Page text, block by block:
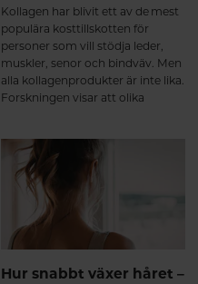
ett långsiktigt stöd för
ledfunktionen⁶. Många upplever
då att kroppen känns: ✔ mer
rörlig ✔ stabilare i lederna ✔
bättre rustad för både träning
och vardagens belastning Det
byggstenar över tid. Varför välja
ett multikollagen? Ett
multikollagen kombinerar
kollagen från flera naturliga källor
och innehåller kollagen typ I, II
och III. Eftersom kollagenet är
hydrolyserat bryts det ner till
mindre peptider som kroppen
Kollagen har blivit ett av de mest
populära kosttillskotten för
personer som vill stödja leder,
muskler, senor och bindväv. Men
alla kollagenprodukter är inte lika.
Forskningen visar att olika
produkt som kombinerar flera
typer av kollagen kan erbjuda
bredare stöd än ett enskilt
kollagen. För den som vill
bibehålla rörlighet, styrka och en
aktiv livsstil kan valet av kollagen
därför spela stor roll.
Hur snabbt växer håret –